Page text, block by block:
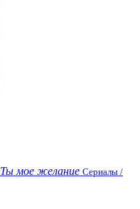
Ты мое желание Сериалы /